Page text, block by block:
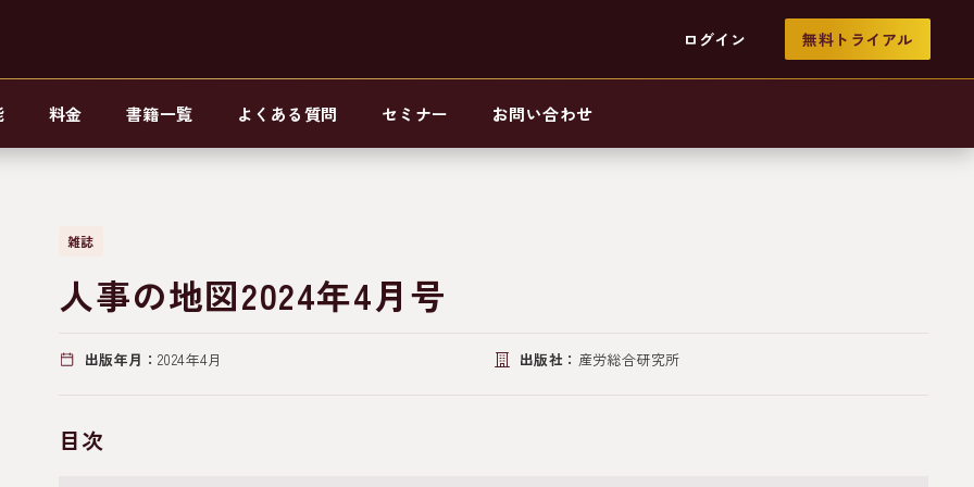
ログイン 無料トライアル
料金 書籍一覧 よくある質問 セミナー お問い合わせ
雑誌
人事の地図2024年4月号
出版年月： 2024年4月 出版社： 産労総合研究所
目次